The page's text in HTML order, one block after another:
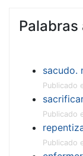
sacudo.
Publicado
Publicado
Publicado